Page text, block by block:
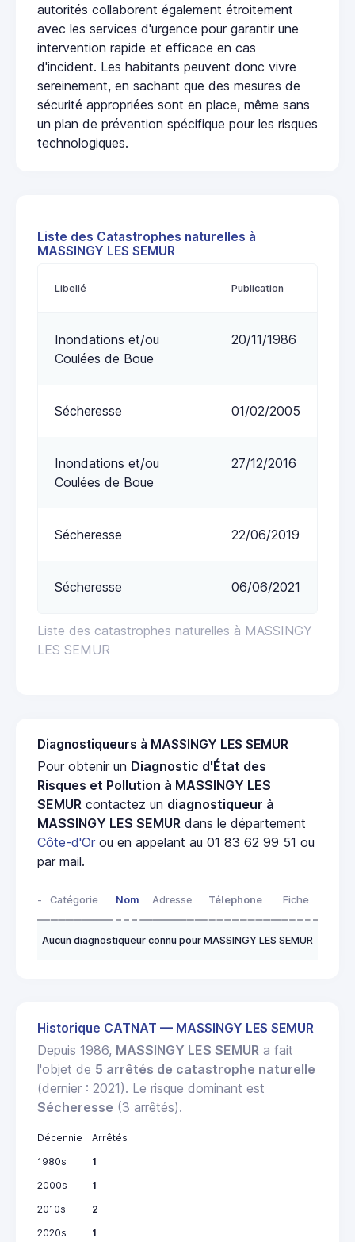
autorités collaborent également étroitement
avec les services d'urgence pour garantir une
intervention rapide et efficace en cas
d'incident. Les habitants peuvent donc vivre
sereinement, en sachant que des mesures de
sécurité appropriées sont en place, même sans
un plan de prévention spécifique pour les risques
technologiques.
Liste des Catastrophes naturelles à
MASSINGY LES SEMUR
Liste des catastrophes naturelles à MASSINGY
LES SEMUR
Libellé Publication
Inondations et/ou
Coulées de Boue
20/11/1986
Sécheresse 01/02/2005
Inondations et/ou
Coulées de Boue
27/12/2016
Sécheresse 22/06/2019
Sécheresse 06/06/2021
Diagnostiqueurs à MASSINGY LES SEMUR
Pour obtenir un Diagnostic d'État des
Risques et Pollution à MASSINGY LES
SEMUR contactez un diagnostiqueur à
MASSINGY LES SEMUR dans le département
Côte-d'Or ou en appelant au 01 83 62 99 51 ou
par mail.
- Catégorie Nom Adresse Télephone Fiche
Aucun diagnostiqueur connu pour MASSINGY LES SEMUR
Historique CATNAT — MASSINGY LES SEMUR
Depuis 1986, MASSINGY LES SEMUR a fait
l'objet de 5 arrêtés de catastrophe naturelle
(dernier : 2021). Le risque dominant est
Sécheresse (3 arrêtés).
Décennie
Arrêtés
1980s
1
2000s
1
2010s
2
2020s
1